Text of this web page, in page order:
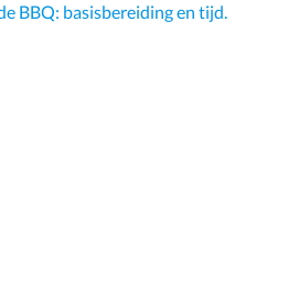
BBQ: basisbereiding en tijd.